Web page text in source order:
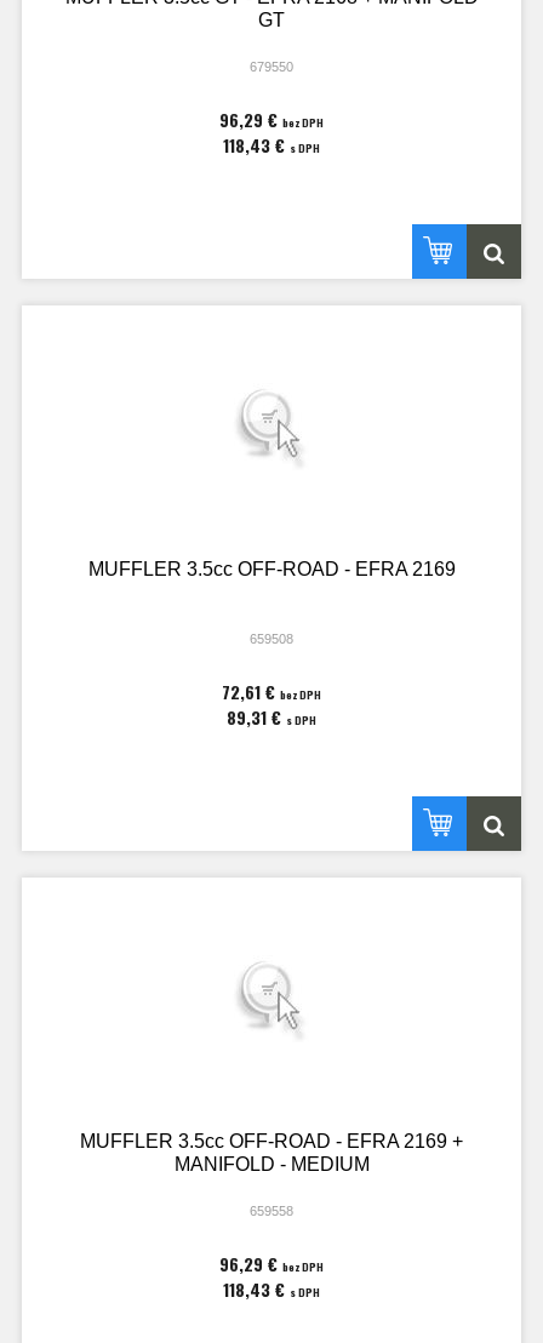
GT
679550
96,29 € bez DPH
118,43 € s DPH
MUFFLER 3.5cc OFF-ROAD - EFRA 2169
659508
72,61 € bez DPH
89,31 € s DPH
MUFFLER 3.5cc OFF-ROAD - EFRA 2169 +
MANIFOLD - MEDIUM
659558
96,29 € bez DPH
118,43 € s DPH